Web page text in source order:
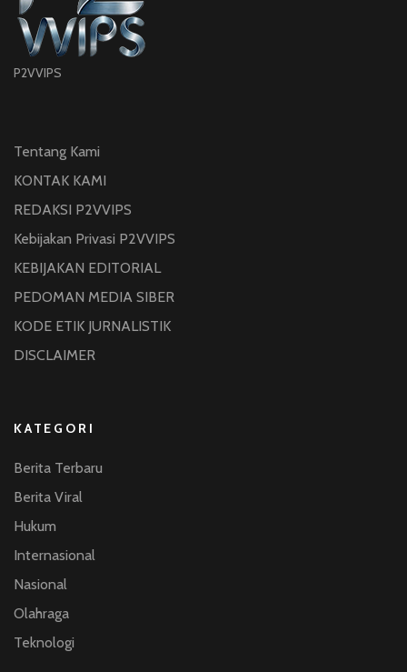
P2VVIPS
Tentang Kami
KONTAK KAMI
REDAKSI P2VVIPS
Kebijakan Privasi P2VVIPS
KEBIJAKAN EDITORIAL
PEDOMAN MEDIA SIBER
KODE ETIK JURNALISTIK
DISCLAIMER
KATEGORI
Berita Terbaru
Berita Viral
Hukum
Internasional
Nasional
Olahraga
Teknologi